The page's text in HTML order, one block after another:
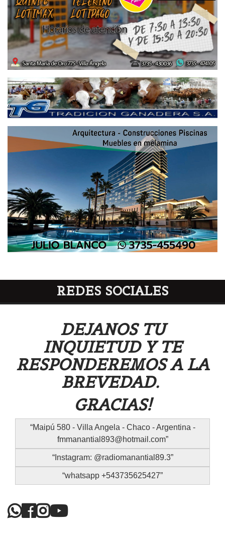
REDES SOCIALES
DEJANOS TU
INQUIETUD Y TE
RESPONDEREMOS A LA
BREVEDAD.
GRACIAS!
Maipú 580 - Villa Angela - Chaco - Argentina -
fmmanantial893@hotmail.com
Instagram: @radiomanantial89.3
whatsapp +543735625427